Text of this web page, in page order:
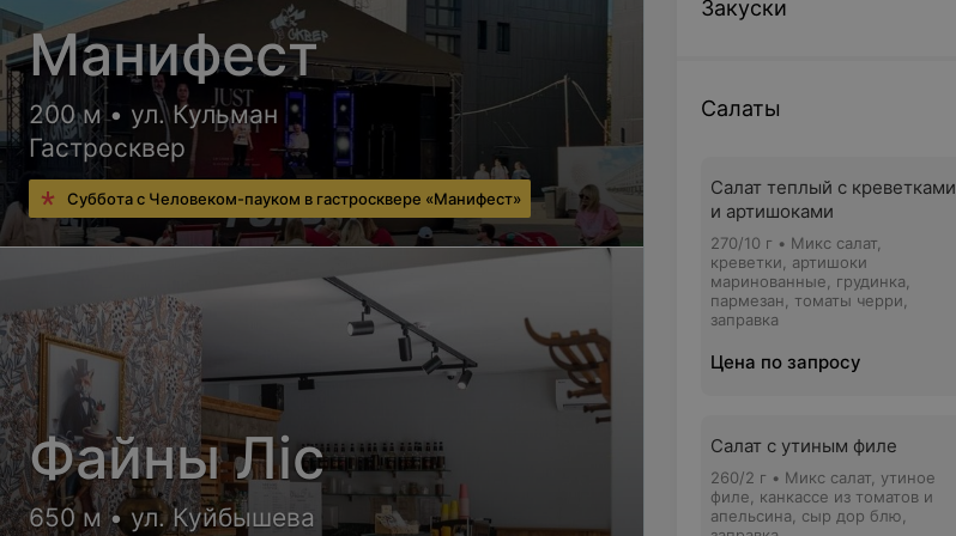
Закуски
Салаты
Салат теплый с креветками
и артишоками
270/10 г • Микс салат,
креветки, артишоки
маринованные, грудинка,
пармезан, томаты черри,
заправка
Цена по запросу
Салат с утиным филе
260/2 г • Микс салат, утиное
филе, канкассе из томатов и
апельсина, сыр дор блю,
Манифест
200 м • ул. Кульман
Гастросквер
Суббота с Человеком-пауком в гастросквере «Манифест»
Файны Лiс
650 м • ул. Куйбышева